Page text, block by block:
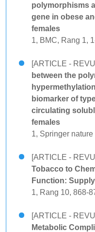
polymorphisms
gene in obese
females
1, BMC, Rang 1,
[ARTICLE -
between the
biomarker of
circulating
females
1, Springer
[ARTICLE -
Tobacco to
Function:
1, Rang 10, 868-
[ARTICLE -
Metabolic